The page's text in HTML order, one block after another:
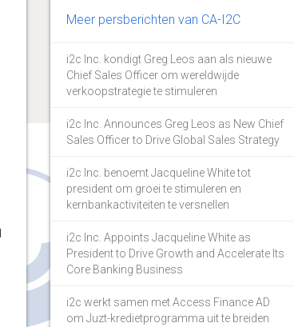
Meer persberichten van CA-I2C
i2c Inc. kondigt Greg Leos aan als nieuwe
Chief Sales Officer om wereldwijde
verkoopstrategie te stimuleren
i2c Inc. Announces Greg Leos as New Chief
Sales Officer to Drive Global Sales Strategy
i2c Inc. benoemt Jacqueline White tot
president om groei te stimuleren en
kernbankactiviteiten te versnellen
i2c Inc. Appoints Jacqueline White as
President to Drive Growth and Accelerate Its
Core Banking Business
i2c werkt samen met Access Finance AD
om Juzt-kredietprogramma uit te breiden